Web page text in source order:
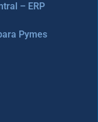
– ERP
Pymes